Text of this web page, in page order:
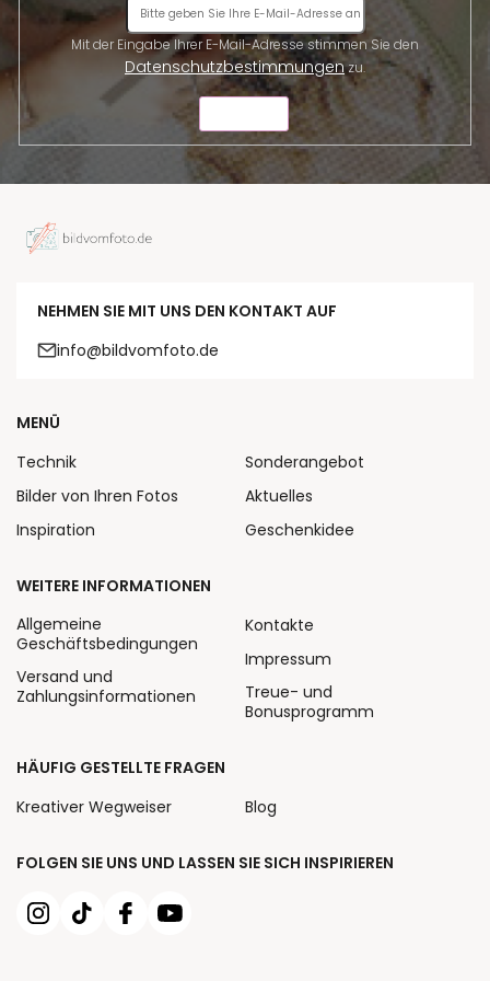
Datenschutzbestimmungenzu.
NEHMEN SIE MIT UNS DEN KONTAKT AUF
info@bildvomfoto.de
FOLGEN SIE UNS UND LASSEN SIE SICH INSPIRIEREN
MENÜ
Technik
Bilder von Ihren Fotos
Inspiration
Sonderangebot
Aktuelles
Geschenkidee
WEITERE INFORMATIONEN
Allgemeine
Geschäftsbedingungen
Versand und
Zahlungsinformationen
Kontakte
Impressum
Treue- und
Bonusprogramm
HÄUFIG GESTELLTE FRAGEN
Kreativer Wegweiser
Blog